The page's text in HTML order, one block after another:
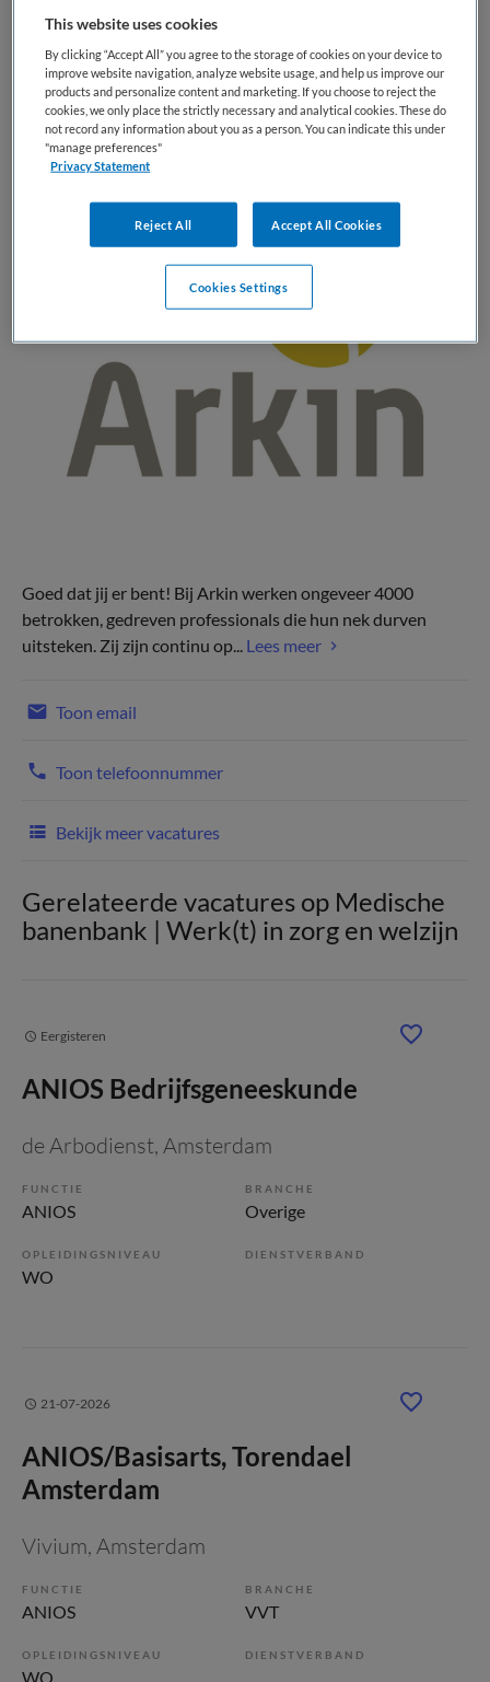
Deze vacature ANIOS | Forensische Psychiatrische Kliniek
bij Inforsa is niet meer actueel. Hieronder staan enkele
vergelijkbare vacatures die voor u wellicht interessant zijn.
Goed dat jij er bent! Bij Arkin werken ongeveer 4000
betrokken, gedreven professionals die hun nek durven
uitsteken. Zij zijn continu op... Lees meer
Toon email
Toon telefoonnummer
Bekijk meer vacatures
Gerelateerde vacatures op Medische
banenbank | Werk(t) in zorg en welzijn
Eergisteren
ANIOS Bedrijfsgeneeskunde
de Arbodienst, Amsterdam
FUNCTIE
ANIOS
BRANCHE
Overige
OPLEIDINGSNIVEAU
WO
DIENSTVERBAND
21-07-2026
ANIOS/Basisarts, Torendael
Amsterdam
Vivium, Amsterdam
FUNCTIE
ANIOS
BRANCHE
VVT
OPLEIDINGSNIVEAU
WO
DIENSTVERBAND
This website uses cookies
By clicking “Accept All” you agree to the storage of cookies on your device to
improve website navigation, analyze website usage, and help us improve our
products and personalize content and marketing. If you choose to reject the
cookies, we only place the strictly necessary and analytical cookies. These do
not record any information about you as a person. You can indicate this under
"manage preferences"
Privacy Statement
Reject All Accept All Cookies
Cookies Settings